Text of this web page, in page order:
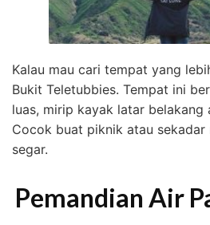
Kalau mau cari tempat yang
Bukit Teletubbies. Tempat ini
luas, mirip kayak latar belakang
Cocok buat piknik atau sekadar
segar.
Pemandian Air